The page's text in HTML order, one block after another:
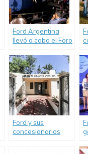
Ford Argentina
llevó a cabo el Foro
Movilidad.
Ford y sus
concesionarios